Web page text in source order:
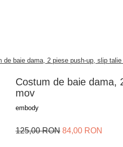
de baie dama, 2 piese push-up, slip
Costum de baie dama,
mov
embody
125,00 RON 84,00 RON